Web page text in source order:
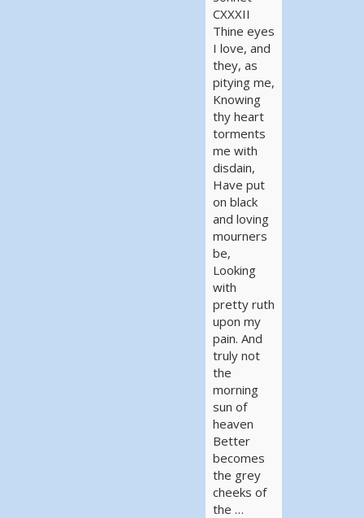
CXXXII
Thine eyes
I love, and
they, as
pitying me,
Knowing
thy heart
torments
me with
disdain,
Have put
on black
and loving
mourners
be,
Looking
with
pretty ruth
upon my
pain. And
truly not
the
morning
sun of
heaven
Better
becomes
the grey
cheeks of
the …